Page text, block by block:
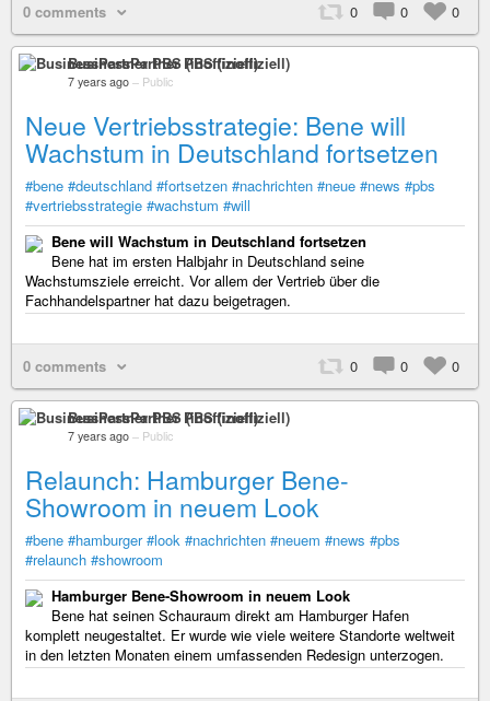
0 comments 0 0 0
BusinessPartner PBS (inoffiziell)
7 years ago – Public
Neue Vertriebsstrategie: Bene will
Wachstum in Deutschland fortsetzen
#bene #deutschland #fortsetzen #nachrichten #neue #news #pbs
#vertriebsstrategie #wachstum #will
Bene will Wachstum in Deutschland fortsetzen
Bene hat im ersten Halbjahr in Deutschland seine
Wachstumsziele erreicht. Vor allem der Vertrieb über die
Fachhandelspartner hat dazu beigetragen.
0 comments 0 0 0
BusinessPartner PBS (inoffiziell)
7 years ago – Public
Relaunch: Hamburger Bene-
Showroom in neuem Look
#bene #hamburger #look #nachrichten #neuem #news #pbs
#relaunch #showroom
Hamburger Bene-Showroom in neuem Look
Bene hat seinen Schauraum direkt am Hamburger Hafen
komplett neugestaltet. Er wurde wie viele weitere Standorte weltweit
in den letzten Monaten einem umfassenden Redesign unterzogen.